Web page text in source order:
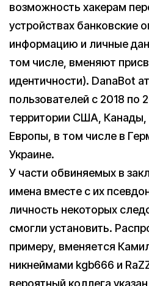
возможность хакерам
устройствах банковские
информацию и личные
том числе, вменяют
идентичности). DanaBot
пользователей с 2018 по
территории США, Канады,
Европы, в том числе в
Украине.
У части обвиняемых в
имена вместе с их
личность некоторых
смогли установить.
примеру, вменяется
никнеймами kgb666 и